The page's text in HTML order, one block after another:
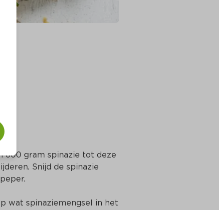
600 gram spinazie tot deze
Snijd de spinazie
wat spinaziemengsel in het